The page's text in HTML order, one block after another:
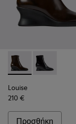
Louise - K400838-
Louise -
Louise
210 €
Προσθήκη